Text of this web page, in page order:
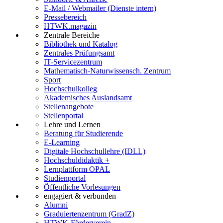
E-Mail / Webmailer (Dienste intern)
Pressebereich
HTWK.magazin
Zentrale Bereiche
Bibliothek und Katalog
Zentrales Prüfungsamt
IT-Servicezentrum
Mathematisch-Naturwissensch. Zentrum
Sport
Hochschulkolleg
Akademisches Auslandsamt
Stellenangebote
Stellenportal
Lehre und Lernen
Beratung für Studierende
E-Learning
Digitale Hochschullehre (IDLL)
Hochschuldidaktik +
Lernplattform OPAL
Studienportal
Öffentliche Vorlesungen
engagiert & verbunden
Alumni
Graduiertenzentrum (GradZ)